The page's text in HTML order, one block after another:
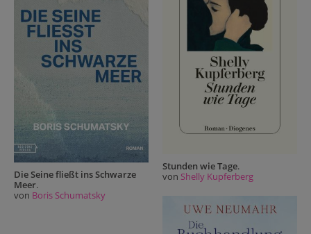
Die Seine fließt ins Schwarze
Meer.
von Boris Schumatsky
Stunden wie Tage.
von Shelly Kupferberg